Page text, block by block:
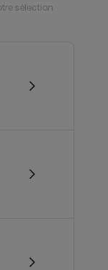
sélection